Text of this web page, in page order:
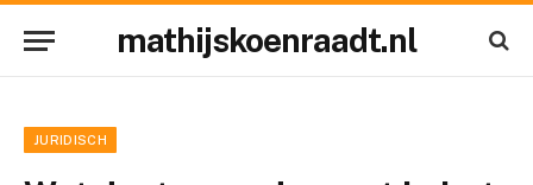
mathijskoenraadt.nl
JURIDISCH